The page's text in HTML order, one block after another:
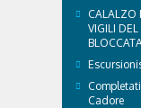
CALALZO
VIGILI
Cadore